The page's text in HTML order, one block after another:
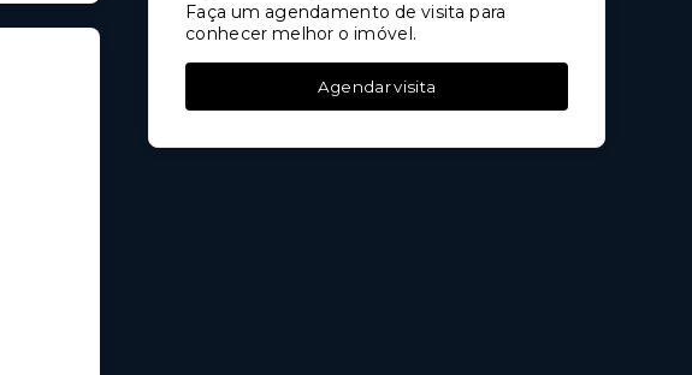
Faça um agendamento de visita para
conhecer melhor o imóvel.
Agendar visita